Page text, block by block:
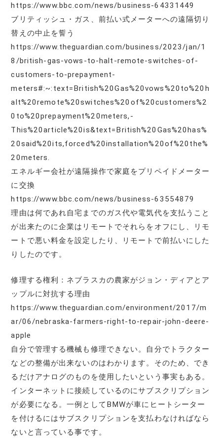
https://www.bbc.com/news/business-64331449
ブリティッシュ・ガス、前払い式メーターへの遠隔切り
替えの中止を誓う
https://www.theguardian.com/business/2023/jan/1
8/british-gas-vows-to-halt-remote-switches-of-
customers-to-prepayment-
meters#:~:text=British%20Gas%20vows%20to%20h
alt%20remote%20switches%20of%20customers%2
0to%20prepayment%20meters,-
This%20article%20is&text=British%20Gas%20has%
20said%20its,forced%20installation%20of%20the%
20meters.
エネルギー会社が遠隔操作で家庭をプリペイドメーター
に交換
https://www.bbc.com/news/business-63554879
理由は何であれ自宅までのガス代や電気代を支払うこと
が出来たのに企業はリモートでそれらをオフにし、リモ
ートで悪い料金を設定したり、リモートで前払いにした
りしたのです。
修理する権利：ネブラスカの農家がジョン・ディアとア
ップルに対抗する理由
https://www.theguardian.com/environment/2017/m
ar/06/nebraska-farmers-right-to-repair-john-deere-
apple
自分で管理する機械も修理できない。自分でトラクター
などの整備が出来ないのはわかります。そのため、でき
るだけアナログのものを使用したいという事実もある。
インターネットに接続しているのにサブスクリプション
が必要になる。一例としてBMWが車にヒートシーター
を付けるにはサブスクリプションを支払わなければなら
ないと言っている事です。